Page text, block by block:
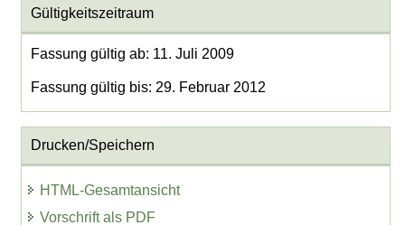
Gültigkeitszeitraum
Fassung gültig ab: 11. Juli 2009
Fassung gültig bis: 29. Februar 2012
Drucken/Speichern
HTML-Gesamtansicht
Vorschrift als PDF